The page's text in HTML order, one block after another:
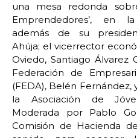
una mesa redonda
Emprendedores’, en
además de su
Ahúja; el vicerrector
Oviedo, Santiago Álvarez
Federación de
(FEDA), Belén Fernández,
la Asociación de
Moderada por Pablo
Comisión de Hacienda